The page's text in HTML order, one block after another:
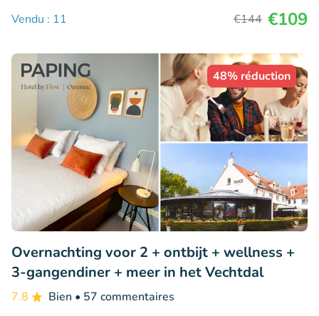
Vendu : 11
€144 €109
48% réduction
Overnachting voor 2 + ontbijt + wellness +
3-gangendiner + meer in het Vechtdal
7.8 Bien • 57 commentaires